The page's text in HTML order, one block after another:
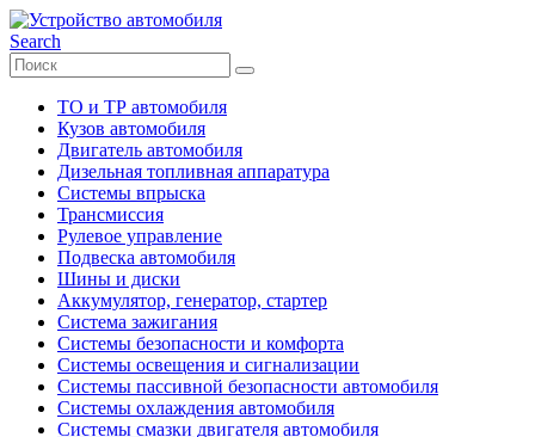
Search
ТО и ТР автомобиля
Кузов автомобиля
Двигатель автомобиля
Дизельная топливная аппаратура
Системы впрыска
Трансмиссия
Рулевое управление
Подвеска автомобиля
Шины и диски
Аккумулятор, генератор, стартер
Система зажигания
Системы безопасности и комфорта
Системы освещения и сигнализации
Системы пассивной безопасности автомобиля
Системы охлаждения автомобиля
Системы смазки двигателя автомобиля